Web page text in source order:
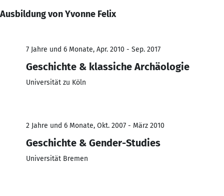
Ausbildung von Yvonne Felix
7 Jahre und 6 Monate, Apr. 2010 - Sep. 2017
Geschichte & klassiche Archäologie
Universität zu Köln
2 Jahre und 6 Monate, Okt. 2007 - März 2010
Geschichte & Gender-Studies
Universität Bremen